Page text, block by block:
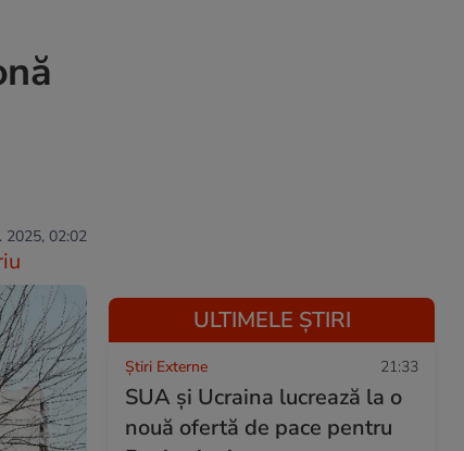
2025, 02:02
ULTIMELE ȘTIRI
Știri Externe 21:33
SUA și Ucraina lucrează la o
nouă ofertă de pace pentru